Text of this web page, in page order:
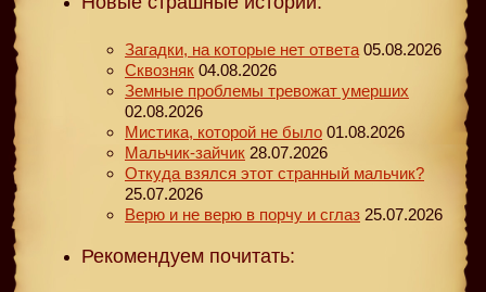
Загадки, на которые нет ответа 05.08.2026
Сквозняк 04.08.2026
Земные проблемы тревожат умерших
02.08.2026
Мистика, которой не было 01.08.2026
Мальчик-зайчик 28.07.2026
Откуда взялся этот странный мальчик?
25.07.2026
Верю и не верю в порчу и сглаз 25.07.2026
Рекомендуем почитать: